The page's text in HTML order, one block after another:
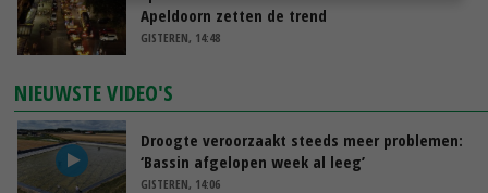
Apeldoorn zetten de trend
GISTEREN, 14:48
NIEUWSTE VIDEO'S
Droogte veroorzaakt steeds meer problemen:
‘Bassin afgelopen week al leeg’
GISTEREN, 14:06